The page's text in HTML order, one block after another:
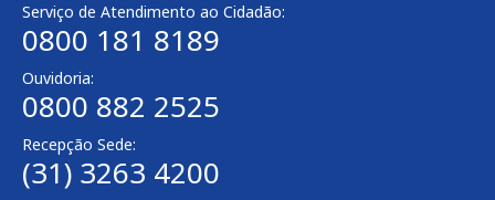
Serviço de Atendimento ao Cidadão:
0800 181 8189
Ouvidoria:
0800 882 2525
Recepção Sede:
(31) 3263 4200